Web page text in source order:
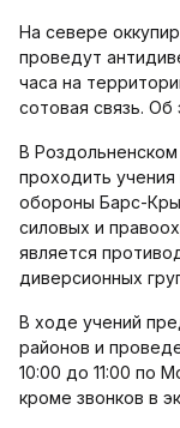
На севере
проведут
часа на
сотовая связь.
В
проходить
обороны Барс-
силовых и
является
диверсионных
В ходе учений
районов и
10:00 до 11:00 по
кроме звонков в